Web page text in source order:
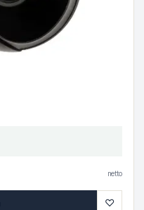
netto
♡